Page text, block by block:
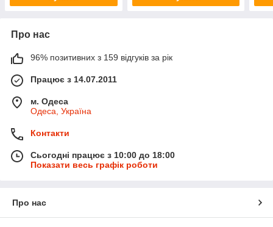
Про нас
96% позитивних з 159 відгуків за рік
Працює з 14.07.2011
м. Одеса
Одеса, Україна
Контакти
Сьогодні працює з 10:00 до 18:00
Показати весь графік роботи
Про нас